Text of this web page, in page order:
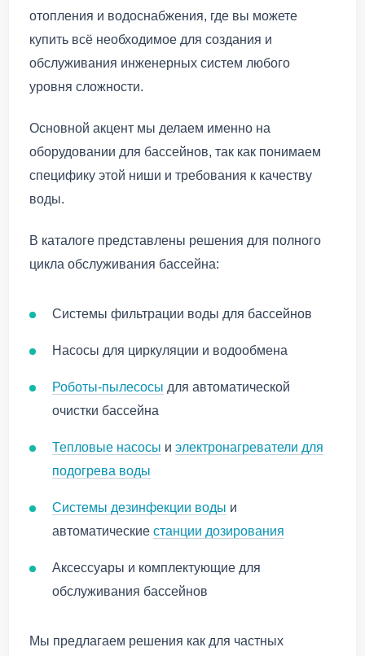
отопления и водоснабжения, где вы можете
купить всё необходимое для создания и
обслуживания инженерных систем любого
уровня сложности.
Основной акцент мы делаем именно на
оборудовании для бассейнов, так как понимаем
специфику этой ниши и требования к качеству
воды.
В каталоге представлены решения для полного
цикла обслуживания бассейна:
Системы фильтрации воды для бассейнов
Насосы для циркуляции и водообмена
Роботы-пылесосы для автоматической
очистки бассейна
Тепловые насосы и электронагреватели для
подогрева воды
Системы дезинфекции воды и
автоматические станции дозирования
Аксессуары и комплектующие для
обслуживания бассейнов
Мы предлагаем решения как для частных